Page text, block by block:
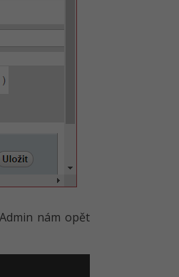
nám opět